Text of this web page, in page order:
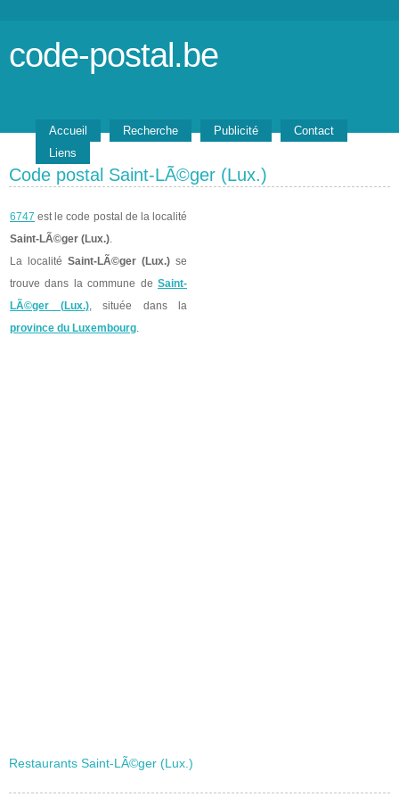
code-postal.be
Accueil Recherche Publicité
Contact
Liens
Code postal Saint-LÃ©ger (Lux.)
6747 est le code postal de la localité
Saint-LÃ©ger (Lux.).
La localité Saint-LÃ©ger (Lux.) se
trouve dans la commune de Saint-
LÃ©ger (Lux.), située dans la
province du Luxembourg.
Restaurants Saint-LÃ©ger (Lux.)